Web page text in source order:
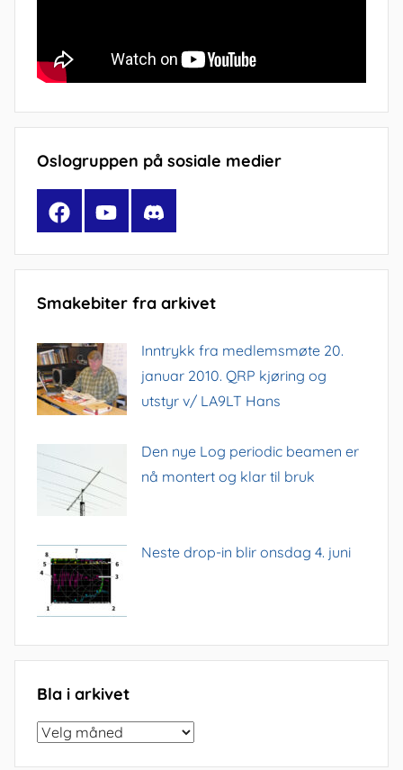
Oslogruppen på sosiale medier
FacebookYouTubeDiscord
Smakebiter fra arkivet
Inntrykk fra medlemsmøte 20.
januar 2010. QRP kjøring og
utstyr v/ LA9LT Hans
Den nye Log periodic beamen er
nå montert og klar til bruk
Neste drop-in blir onsdag 4. juni
Bla i arkivet
Bla